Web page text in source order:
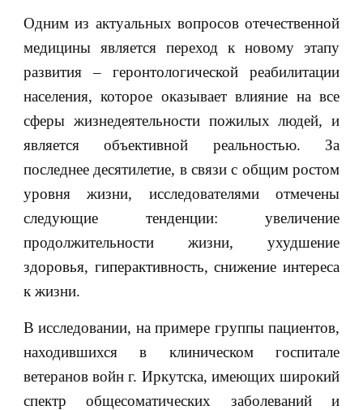
Одним из актуальных вопросов отечественной
медицины является переход к новому этапу
развития – геронтологической реабилитации
населения, которое оказывает влияние на все
сферы жизнедеятельности пожилых людей, и
является объективной реальностью. За
последнее десятилетие, в связи с общим ростом
уровня жизни, исследователями отмечены
следующие тенденции: увеличение
продолжительности жизни, ухудшение
здоровья, гиперактивность, снижение интереса
к жизни.
В исследовании, на примере группы пациентов,
находившихся в клиническом госпитале
ветеранов войн г. Иркутска, имеющих широкий
спектр общесоматических заболеваний и